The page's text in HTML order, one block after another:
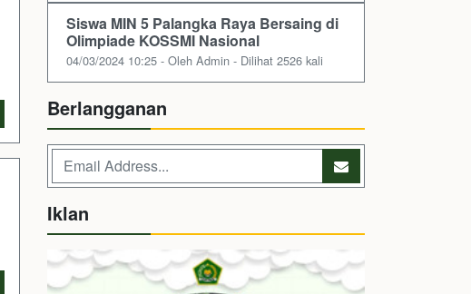
Siswa MIN 5 Palangka Raya Bersaing di
Olimpiade KOSSMI Nasional
04/03/2024 10:25 - Oleh Admin - Dilihat 2526 kali
Berlangganan
Iklan